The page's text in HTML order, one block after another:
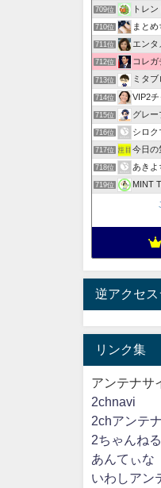
709位 トレン
710位 まと
711位 エンタ
712位 コレ
713位 ミタブ
714位 VIP2
715位 グレー
716位 シロク
717位 今日の
718位 あきよ
719位 MINT
逆アクセ
リンク集
アンテナサ
2chnavi
2chアンテ
2ちゃんね
あんてぃな
いわしアン